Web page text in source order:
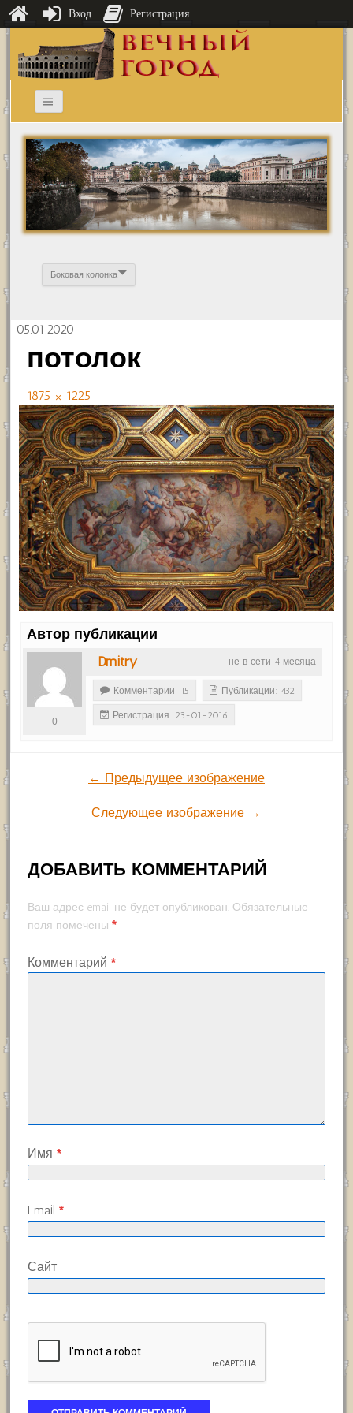
Боковая колонка
05.01.2020
потолок
1875 × 1225
Автор публикации
не в сети 4 месяца
Dmitry
0
Комментарии: 15 Публикации: 432
Регистрация: 23-01-2016
← Предыдущее изображение
Следующее изображение →
ДОБАВИТЬ КОММЕНТАРИЙ
Ваш адрес email не будет опубликован. Обязательные
поля помечены *
Комментарий *
Имя *
Email *
Сайт
Вход Регистрация